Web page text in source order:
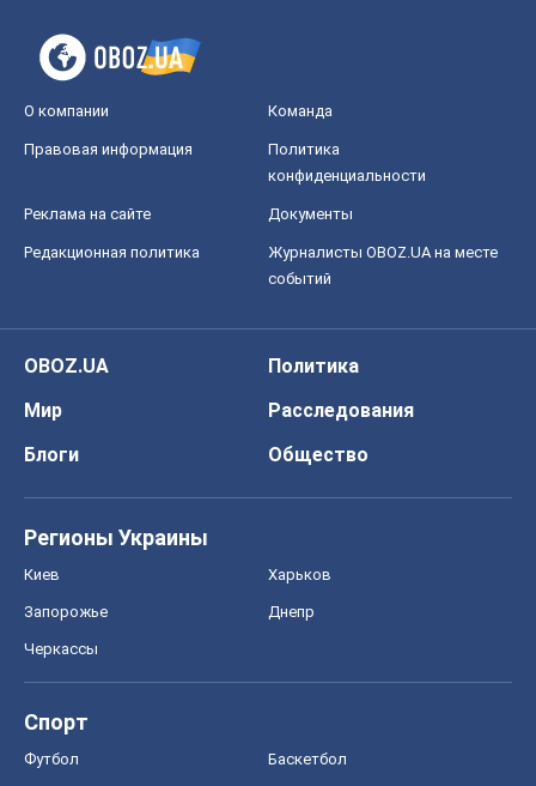
О компании Команда
Правовая информация
Политика
конфиденциальности
Реклама на сайте Документы
Редакционная политика
Журналисты OBOZ.UA на месте
событий
OBOZ.UA
Политика
Мир
Расследования
Блоги
Общество
Регионы Украины
Киев Харьков
Запорожье Днепр
Черкассы
Спорт
Футбол Баскетбол